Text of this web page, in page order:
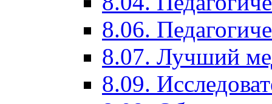
8.06.
8.07. Лучший
8.09.